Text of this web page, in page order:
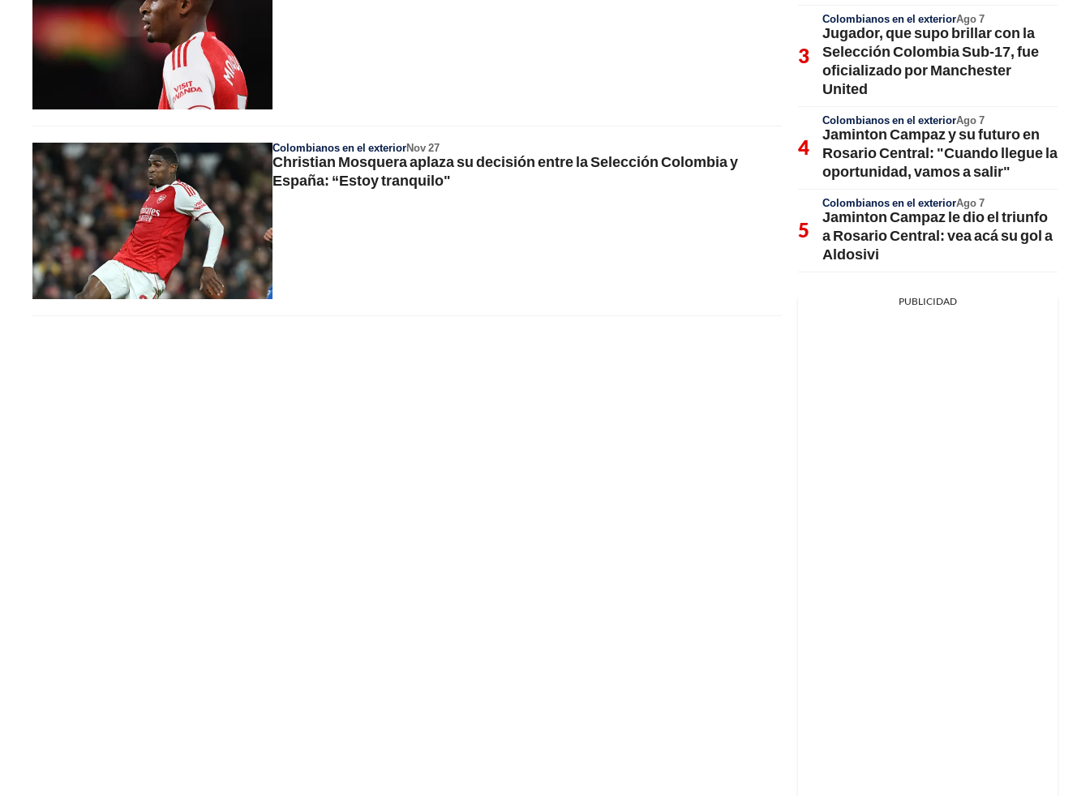
Colombianos en el exteriorNov 27
Christian Mosquera aplaza su decisión entre la Selección Colombia y
España: “Estoy tranquilo"
Colombianos en el exteriorAgo 7
Jugador, que supo brillar con la
Selección Colombia Sub-17, fue
oficializado por Manchester
United
Colombianos en el exteriorAgo 7
Jaminton Campaz y su futuro en
Rosario Central: "Cuando llegue la
oportunidad, vamos a salir"
Colombianos en el exteriorAgo 7
Jaminton Campaz le dio el triunfo
a Rosario Central: vea acá su gol a
Aldosivi
PUBLICIDAD